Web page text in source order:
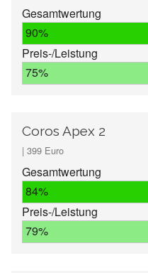
Gesamtwertung
90%
Preis-/Leistung
75%
Coros Apex 2
| 399 Euro
Gesamtwertung
84%
Preis-/Leistung
79%